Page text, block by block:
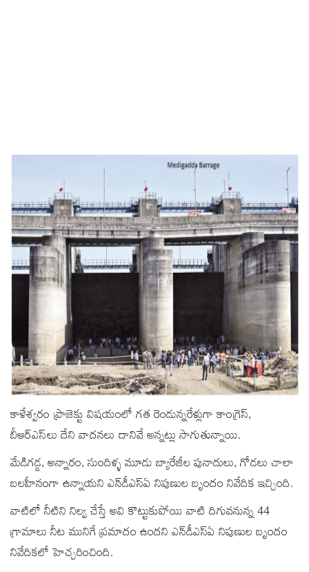
కాళేశ్వరం ప్రాజెక్టు విషయంలో గత రెండున్నరేళ్లుగా కాంగ్రెస్‌,
బీఆర్ఎస్‌లు దేని వాదనలు దానివే అన్నట్లు సాగుతున్నాయి.
మేడిగడ్డ, అన్నారం, సుందిళ్ళ మూడు బ్యారేజీల పునాదులు, గోడలు చాలా
బలహీనంగా ఉన్నాయని ఎన్‌డీఎస్ఏ నిపుణుల బృందం నివేదిక ఇచ్చింది.
వాటిలో నీటిని నిల్వ చేస్తే అవి కొట్టుకుపోయి వాటి దిగువనున్న 44
గ్రామాలు నీట మునిగే ప్రమాదం ఉందని ఎన్‌డీఎస్ఏ నిపుణుల బృందం
నివేదికలో హెచ్చరించింది.